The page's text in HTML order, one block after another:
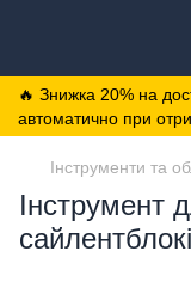
🔥 Знижка 20% на
автоматично при
Інструменти та
Інструмент